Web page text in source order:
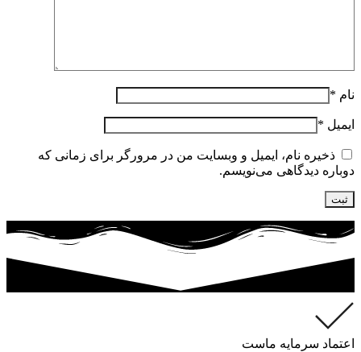
نام *
ایمیل *
ذخیره نام، ایمیل و وبسایت من در مرورگر برای زمانی که
دوباره دیدگاهی می‌نویسم.
اعتماد سرمایه ماست